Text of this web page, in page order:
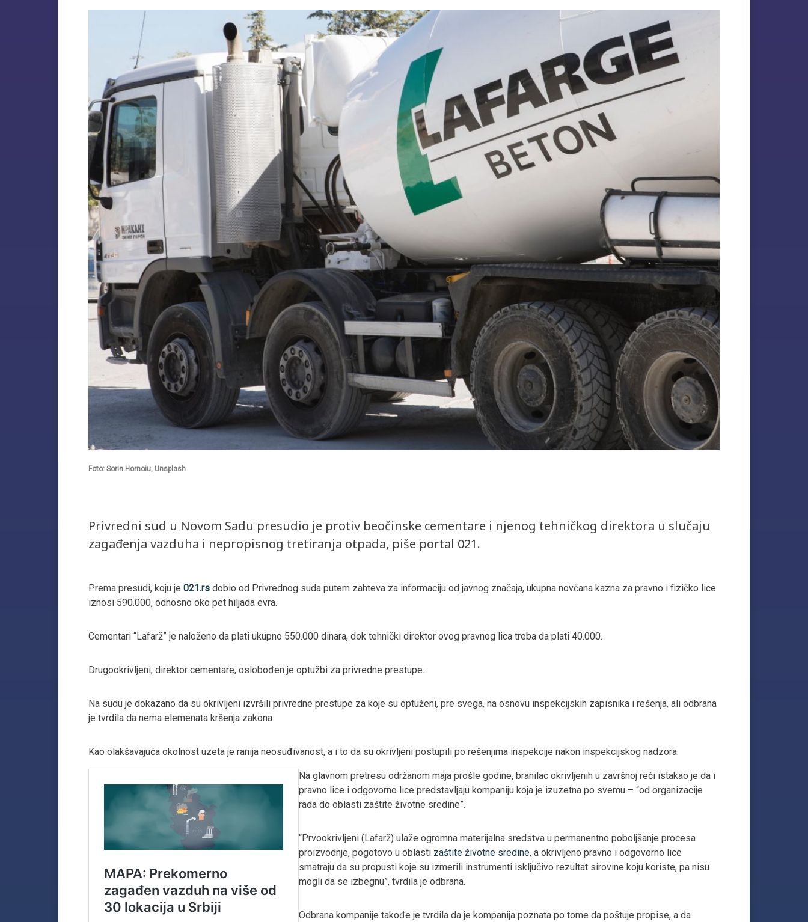
Foto: Sorin Hornoiu, Unsplash
Privredni sud u Novom Sadu presudio je protiv beočinske cementare i njenog tehničkog direktora u slučaju
zagađenja vazduha i nepropisnog tretiranja otpada, piše portal 021.
Prema presudi, koju je 021.rs dobio od Privrednog suda putem zahteva za informaciju od javnog značaja, ukupna novčana kazna za pravno i fizičko lice
iznosi 590.000, odnosno oko pet hiljada evra.
Cementari “Lafarž” je naloženo da plati ukupno 550.000 dinara, dok tehnički direktor ovog pravnog lica treba da plati 40.000.
Drugookrivljeni, direktor cementare, oslobođen je optužbi za privredne prestupe.
Na sudu je dokazano da su okrivljeni izvršili privredne prestupe za koje su optuženi, pre svega, na osnovu inspekcijskih zapisnika i rešenja, ali odbrana
je tvrdila da nema elemenata kršenja zakona.
Kao olakšavajuća okolnost uzeta je ranija neosuđivanost, a i to da su okrivljeni postupili po rešenjima inspekcije nakon inspekcijskog nadzora.
Na glavnom pretresu održanom maja prošle godine, branilac okrivljenih u završnoj reči istakao je da i
pravno lice i odgovorno lice predstavljaju kompaniju koja je izuzetna po svemu – “od organizacije
rada do oblasti zaštite životne sredine”.
“Prvookrivljeni (Lafarž) ulaže ogromna materijalna sredstva u permanentno poboljšanje procesa
proizvodnje, pogotovo u oblasti zaštite životne sredine, a okrivljeno pravno i odgovorno lice
smatraju da su propusti koje su izmerili instrumenti isključivo rezultat sirovine koju koriste, pa nisu
mogli da se izbegnu”, tvrdila je odbrana.
Odbrana kompanije takođe je tvrdila da je kompanija poznata po tome da poštuje propise, a da